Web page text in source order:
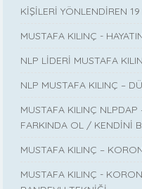
KİŞİLERİ YÖNLENDİREN
MUSTAFA KILINÇ -
NLP LİDERİ MUSTAFA
NLP MUSTAFA KILINÇ –
MUSTAFA KILINÇ
FARKINDA OL / KENDİNİ
MUSTAFA KILINÇ –
MUSTAFA KILINÇ -